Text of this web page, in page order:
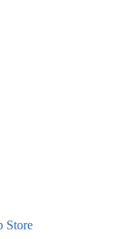
Store